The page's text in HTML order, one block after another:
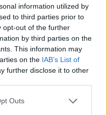
information utilized by
to third parties prior to
opt-out of the further
by third parties on the
This information may
on the IAB’s List of
further disclose it to other
one or more Google
Outs
e desbloqueie sua
ver seu saldo inicial
de frase de backup, na
aleatórias que
palavras secretas”,
uma cápsula